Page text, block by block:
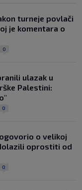
turneje povlači
je komentara o
0
ulazak u
Palestini:
0
o velikoj
oprostiti od
0